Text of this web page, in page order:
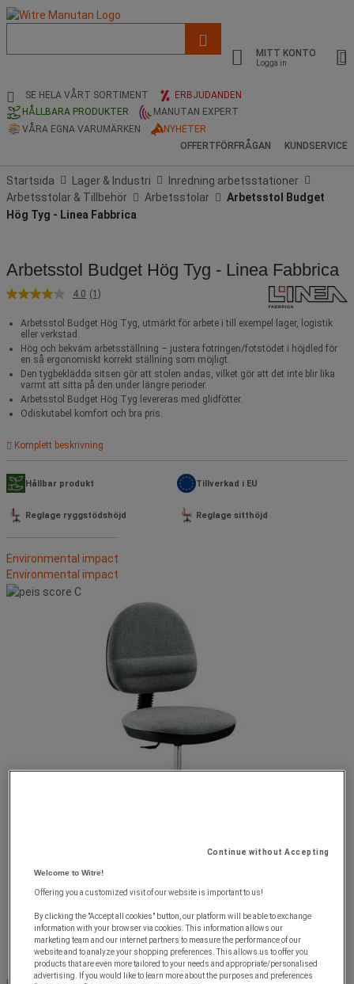
och
sökhistorik
MITT KONTO
Logga in
SE HELA VÅRT SORTIMENT
ERBJUDANDEN
HÅLLBARA PRODUKTER
MANUTAN EXPERT
VÅRA EGNA VARUMÄRKEN
NYHETER
OFFERTFÖRFRÅGAN
KUNDSERVICE
Startsida Lager & Industri
Inredning arbetsstationer
Arbetsstolar & Tillbehör
Arbetsstolar
Arbetsstol Budget
Hög Tyg - Linea Fabbrica
Arbetsstol Budget Hög Tyg - Linea Fabbrica
4.0
5
stjärnor,
genomsnittligt
betyg.
Read
Review.
Länk
samma
sida.
4.0 (1)
Arbetsstol Budget Hög Tyg, utmärkt för arbete i till exempel lager, logistik
eller verkstad.
Hög och bekväm arbetsställning – justera fotringen/fotstödet i höjdled för
en så ergonomiskt korrekt ställning som möjligt.
Den tygbeklädda sitsen gör att stolen andas, vilket gör att det inte blir lika
varmt att sitta på den under längre perioder.
Arbetsstol Budget Hög Tyg levereras med glidfötter.
Odiskutabel komfort och bra pris.
Komplett beskrivning
Hållbar produkt Tillverkad i EU
Reglage ryggstödshöjd Reglage sitthöjd
Environmental impact
Environmental impact
Continue without Accepting
Welcome to Witre!
Offering you a customized visit of our website is important to us!
By clicking the "Accept all cookies" button, our platform will be able to exchange
information with your browser via cookies. This information allows our
marketing team and our internet partners to measure the performance of our
website and to analyze your shopping preferences. This allows us to offer you
products that are even more tailored to your needs and appropriate/personalised
advertising. If you would like to learn more about the purposes and preferences